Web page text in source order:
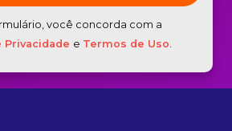
você concorda com a
Privacidade e Termos de Uso.